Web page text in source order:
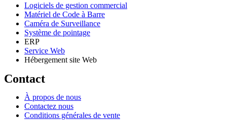
Logiciels de gestion commercial
Matériel de Code à Barre
Caméra de Surveillance
Système de pointage
ERP
Service Web
Hébergement site Web
Contact
À propos de nous
Contactez nous
Conditions générales de vente